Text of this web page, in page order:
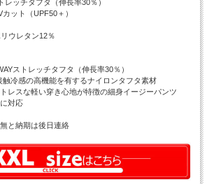
レッチタフタ（伸長率30％）
ト（UPF50＋）
ウレタン12％
ストレッチタフタ（伸長率30％）
触冷感の高機能を有するナイロンタフタ素材
レスな軽い穿き心地が特徴の細身イージーパンツ
対応
と納期は後日連絡